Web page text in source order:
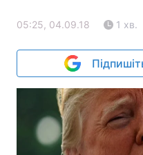
05:25, 04.09.18 1 хв.